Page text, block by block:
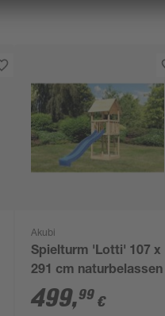
Akubi
Spielturm 'Lotti' 107 x
291 cm naturbelassen
499,99 €